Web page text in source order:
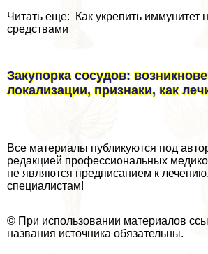
Читать еще: Как укрепить иммунитет
средствами
Закупорка сосудов:
локализации, признаки, как
Все материалы публикуются под
редакцией профессиональных
не являются предписанием к
специалистам!
© При использовании материалов
названия источника обязательны.